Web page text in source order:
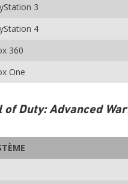
3
4
360
One
of Duty: Advanced